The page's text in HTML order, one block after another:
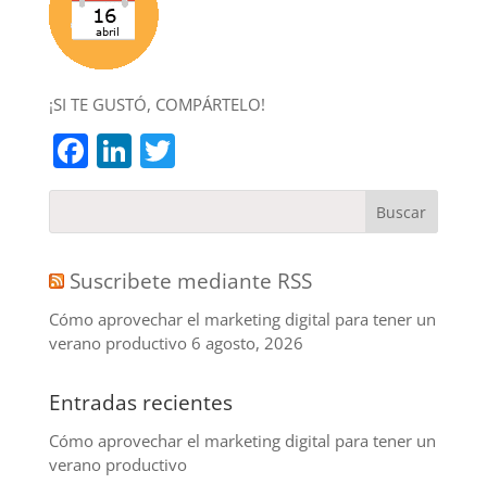
¡SI TE GUSTÓ, COMPÁRTELO!
Facebook
LinkedIn
Twitter
Suscribete mediante RSS
Cómo aprovechar el marketing digital para tener un
verano productivo 6 agosto, 2026
Entradas recientes
Cómo aprovechar el marketing digital para tener un
verano productivo